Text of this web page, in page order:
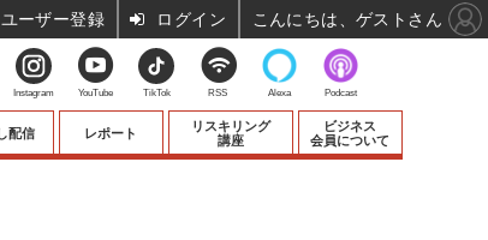
配信 レポート
リスキリング
講座
ビジネス
会員について
Instagram YouTube TikTok RSS Alexa Podcast
ユーザー登録 ログイン こんにちは、ゲストさん